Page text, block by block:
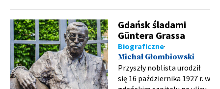
Gdańsk śladami
Güntera Grassa
Biograficzne
Michał Głombiowski
Przyszły noblista urodził
się 16 października 1927 r. w